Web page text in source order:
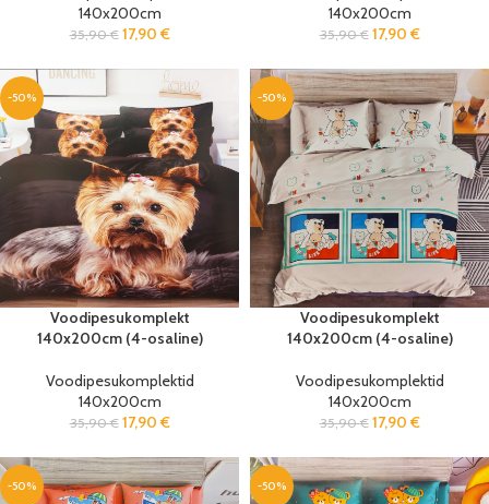
140x200cm
35,90€ 17,90 €
140x200cm
35,90€ 17,90 €
-50%
Voodipesukomplekt
140x200cm (4-osaline)
Voodipesukomplektid
140x200cm
35,90€ 17,90 €
-50%
Voodipesukomplekt
140x200cm (4-osaline)
Voodipesukomplektid
140x200cm
35,90€ 17,90 €
-50% -50%